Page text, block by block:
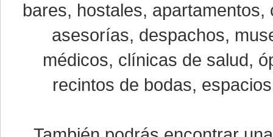
bares, hostales,
asesorías, despachos,
médicos, clínicas de salud,
recintos de bodas,